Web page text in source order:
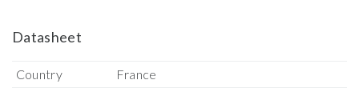
Datasheet
Country
France